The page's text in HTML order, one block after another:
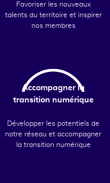
Favoriser les nouveaux
talents du territoire et inspirer
nos membres
Accompagner la
transition numérique
Développer les potentiels de
notre réseau et accompagner
la transition numérique